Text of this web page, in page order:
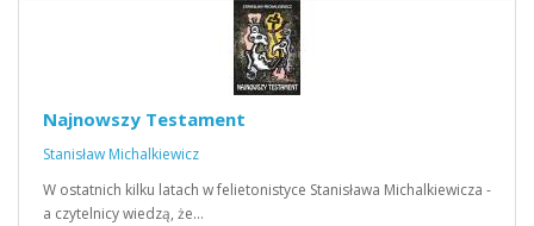
Najnowszy Testament
Stanisław Michalkiewicz
W ostatnich kilku latach w felietonistyce Stanisława Michalkiewicza -
a czytelnicy wiedzą, że…